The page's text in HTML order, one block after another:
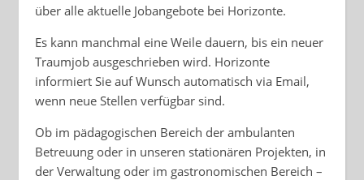
über alle aktuelle Jobangebote bei Horizonte.
Es kann manchmal eine Weile dauern, bis ein neuer
Traumjob ausgeschrieben wird. Horizonte
informiert Sie auf Wunsch automatisch via Email,
wenn neue Stellen verfügbar sind.
Ob im pädagogischen Bereich der ambulanten
Betreuung oder in unseren stationären Projekten, in
der Verwaltung oder im gastronomischen Bereich –